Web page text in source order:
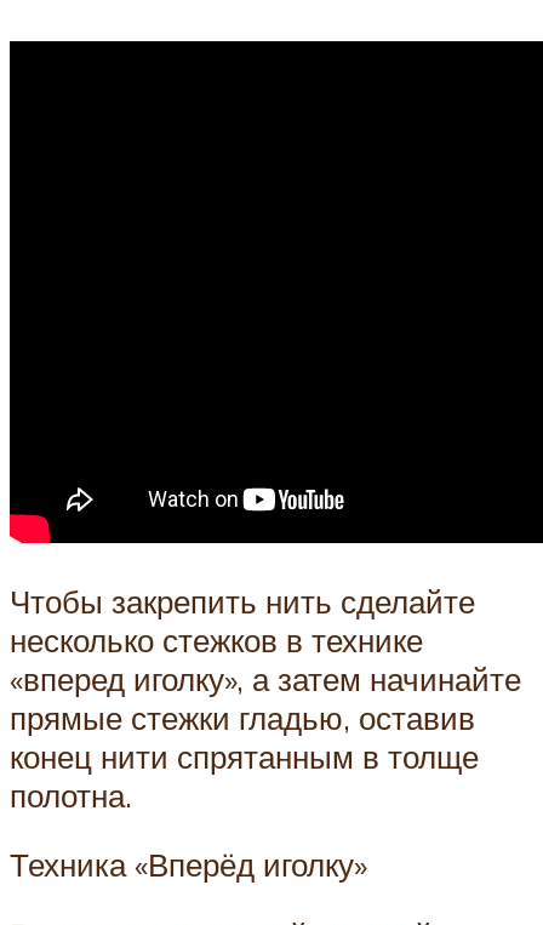
Чтобы закрепить нить сделайте
несколько стежков в технике
«вперед иголку», а затем начинайте
прямые стежки гладью, оставив
конец нити спрятанным в толще
полотна.
Техника «Вперёд иголку»